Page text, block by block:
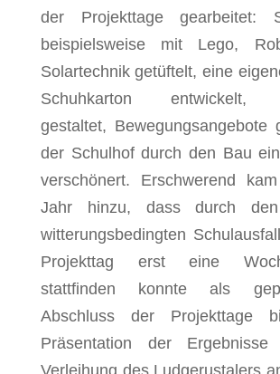
der Projekttage gearbeitet:
beispielsweise mit Lego,
Solartechnik getüftelt, eine
Schuhkarton entwickelt,
gestaltet, Bewegungsangebote
der Schulhof durch den Bau
verschönert. Erschwerend
Jahr hinzu, dass durch den
witterungsbedingten
Projekttag erst eine
stattfinden konnte als
Abschluss der Projekttage
Präsentation der
Verleihung des Ludgerustalers